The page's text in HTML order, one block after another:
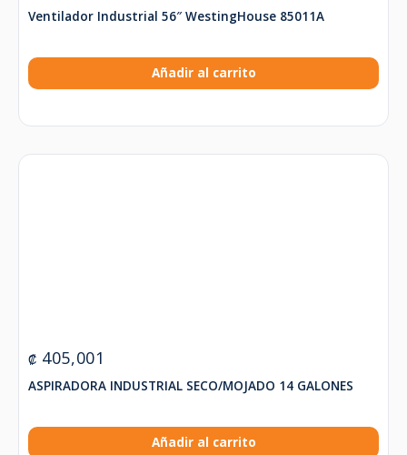
Ventilador Industrial 56″ WestingHouse 85011A
Añadir al carrito
₡ 405,001
ASPIRADORA INDUSTRIAL SECO/MOJADO 14 GALONES
Añadir al carrito